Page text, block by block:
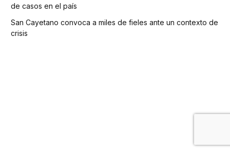
de casos en el país
San Cayetano convoca a miles de fieles ante un contexto de
crisis